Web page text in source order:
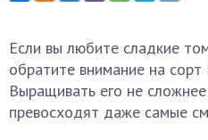
Если вы любите сладкие
обратите внимание на
Выращивать его не
превосходят даже самые